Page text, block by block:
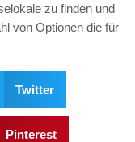
zu finden und
von Optionen die für
Twitter
Pinterest